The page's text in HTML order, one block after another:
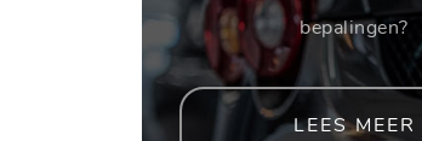
bepalingen?
LEES MEER